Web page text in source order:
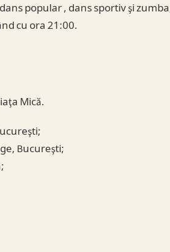
popular , dans sportiv şi
cu ora 21:00.
Mică.
Bucureşti;